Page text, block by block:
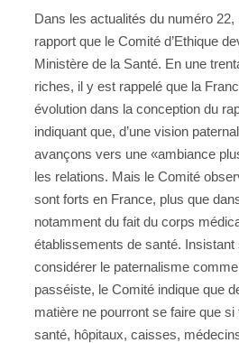
Dans les actualités du numéro
rapport que le Comité d’Ethique
Ministère de la Santé. En une
riches, il y est rappelé que la
évolution dans la conception du
indiquant que, d’une vision
avançons vers une «ambiance
les relations. Mais le Comité
sont forts en France, plus que
notamment du fait du corps
établissements de santé.
considérer le paternalisme
passéiste, le Comité indique que
matière ne pourront se faire que
santé, hôpitaux, caisses,